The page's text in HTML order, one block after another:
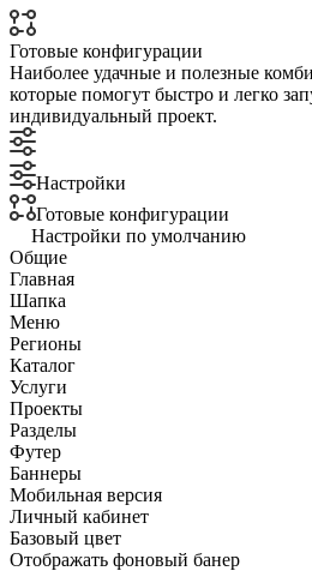
Готовые конфигурации
Наиболее удачные и полезные
которые помогут быстро и легко
индивидуальный проект.
Настройки
Готовые конфигурации
Настройки по умолчанию
Общие
Главная
Шапка
Меню
Регионы
Каталог
Услуги
Проекты
Разделы
Футер
Баннеры
Мобильная версия
Личный кабинет
Базовый цвет
Отображать фоновый банер